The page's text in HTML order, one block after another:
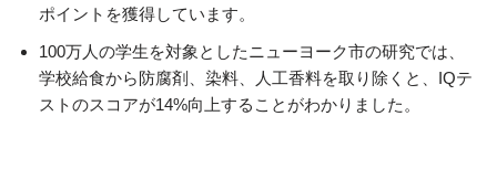
ポイントを獲得しています。
100万人の学生を対象としたニューヨーク市の研究では、
学校給食から防腐剤、染料、人工香料を取り除くと、IQテ
ストのスコアが14%向上することがわかりました。